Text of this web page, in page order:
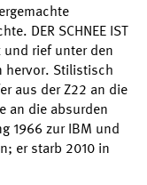
DER SCHNEE IST
und rief unter den
hervor. Stilistisch
aus der Z22 an die
an die absurden
1966 zur IBM und
er starb 2010 in